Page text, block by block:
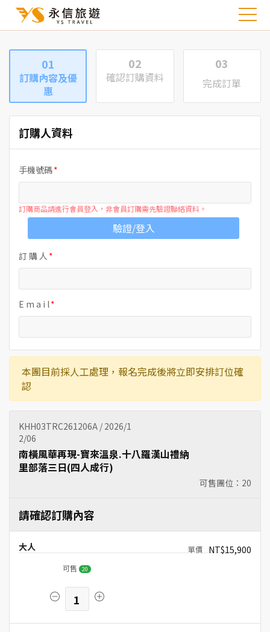
01
訂購內容及優
惠
02
確認訂購資料
03
完成訂單
訂購人資料
手機號碼
訂購商品請進行會員登入，非會員訂購需先驗證聯絡資料。
驗證/登入
訂 購 人
E m a i l
本團目前採人工處理，報名完成後將立即安排訂位確
認
KHH03TRC261206A / 2026/1
2/06
可售團位： 20
南橫風華再現-寶來溫泉.十八羅漢山禮納
里部落三日(四人成行)
請確認訂購內容
大人 NT$15,900
可售 20
1